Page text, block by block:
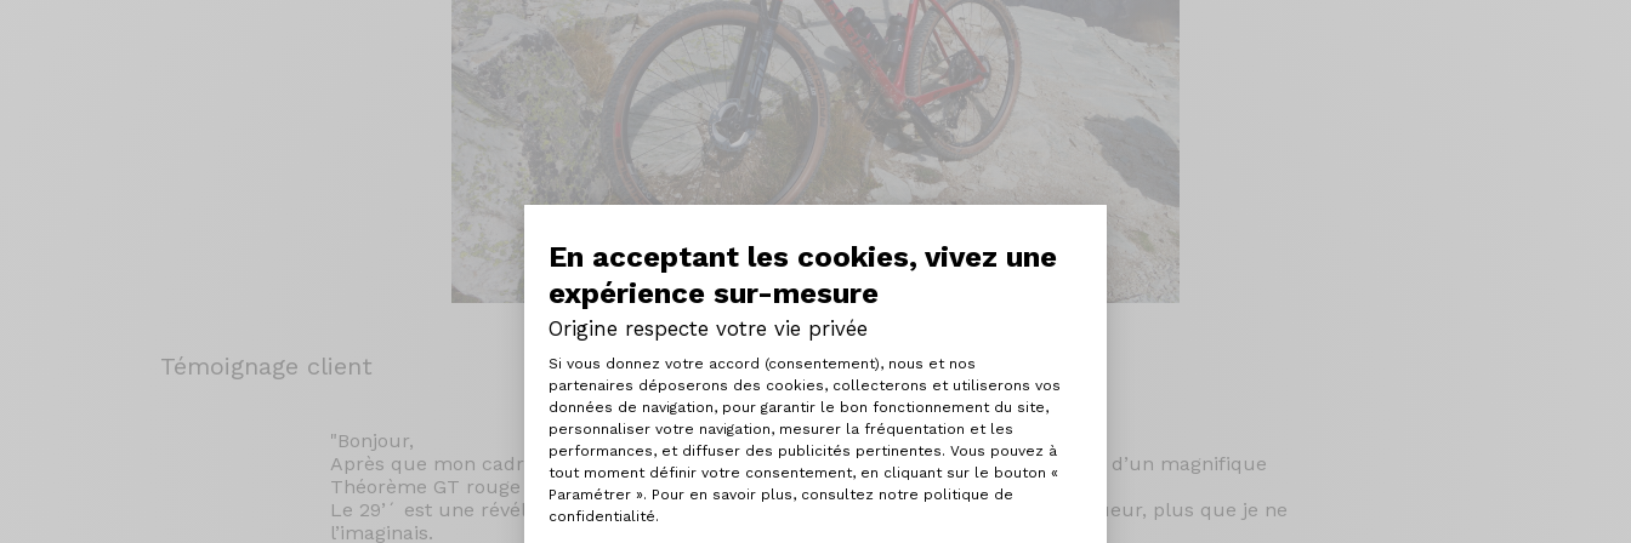
En acceptant les cookies, vivez une
expérience sur-mesure
Origine respecte votre vie privée
Plateforme de Gestion du Consentement : Personnalisez vos Options
Si vous donnez votre accord (consentement), nous et nos
partenaires déposerons des cookies, collecterons et utiliserons vos
données de navigation, pour garantir le bon fonctionnement du site,
personnaliser votre navigation, mesurer la fréquentation et les
performances, et diffuser des publicités pertinentes. Vous pouvez à
tout moment définir votre consentement, en cliquant sur le bouton «
Paramétrer ». Pour en savoir plus, consultez notre politique de
confidentialité.
Axeptio consent
Témoignage client
"Bonjour,
Après que mon cadre carbone Merida 26’´ ait rendu l’âme, me voici en possession d’un magnifique
Théorème GT rouge flamme, full XT, roues DT 1700: aucun regret!
Le 29’´ est une révélation et le vélo est à la fois très confortable et malgré tout joueur, plus que je ne
l’imaginais.